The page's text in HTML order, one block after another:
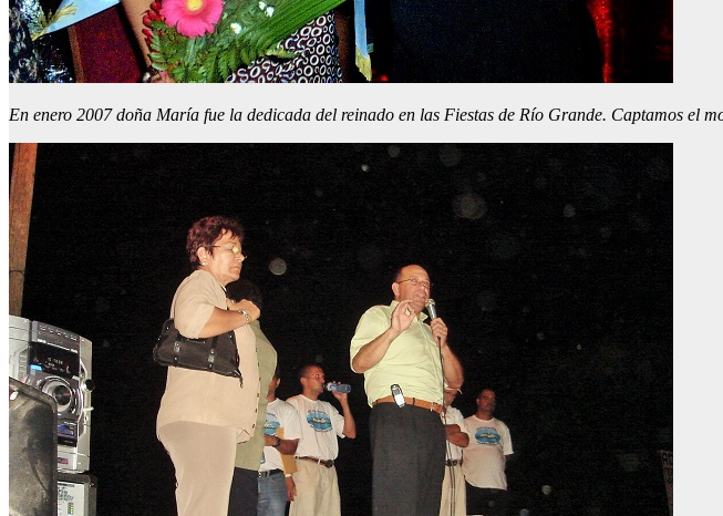
En enero 2007 doña María fue la dedicada del reinado en las Fiestas de Río Grande. Captamos el